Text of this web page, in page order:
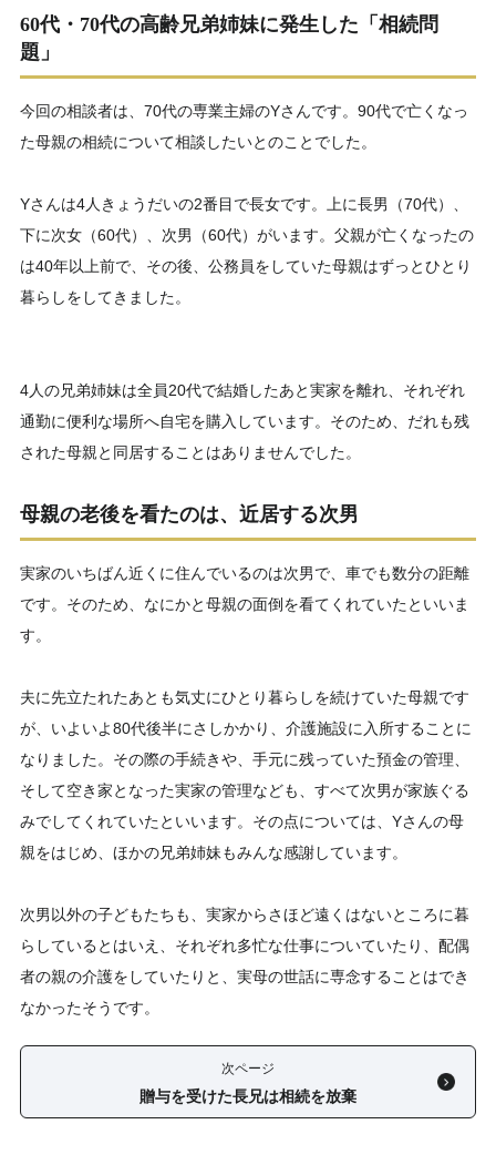
60代・70代の高齢兄弟姉妹に発生した「相続問
題」
今回の相談者は、70代の専業主婦のYさんです。90代で亡くなっ
た母親の相続について相談したいとのことでした。
Yさんは4人きょうだいの2番目で長女です。上に長男（70代）、
下に次女（60代）、次男（60代）がいます。父親が亡くなったの
は40年以上前で、その後、公務員をしていた母親はずっとひとり
暮らしをしてきました。
4人の兄弟姉妹は全員20代で結婚したあと実家を離れ、それぞれ
通勤に便利な場所へ自宅を購入しています。そのため、だれも残
された母親と同居することはありませんでした。
母親の老後を看たのは、近居する次男
実家のいちばん近くに住んでいるのは次男で、車でも数分の距離
です。そのため、なにかと母親の面倒を看てくれていたといいま
す。
夫に先立たれたあとも気丈にひとり暮らしを続けていた母親です
が、いよいよ80代後半にさしかかり、介護施設に入所することに
なりました。その際の手続きや、手元に残っていた預金の管理、
そして空き家となった実家の管理なども、すべて次男が家族ぐる
みでしてくれていたといいます。その点については、Yさんの母
親をはじめ、ほかの兄弟姉妹もみんな感謝しています。
次男以外の子どもたちも、実家からさほど遠くはないところに暮
らしているとはいえ、それぞれ多忙な仕事についていたり、配偶
者の親の介護をしていたりと、実母の世話に専念することはでき
なかったそうです。
次ページ
贈与を受けた長兄は相続を放棄